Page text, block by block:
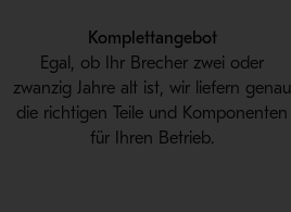
Komplettangebot
Egal, ob Ihr Brecher zwei oder
zwanzig Jahre alt ist, wir liefern genau
die richtigen Teile und Komponenten
für Ihren Betrieb.